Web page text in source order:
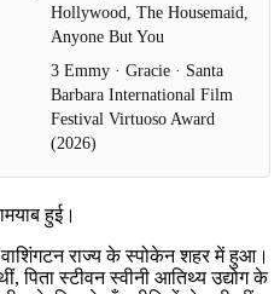
Hollywood, The Housemaid,
Anyone But You
3 Emmy · Gracie · Santa
Barbara International Film
Festival Virtuoso Award
(2026)
हुई।
राज्य के स्पोकेन शहर में हुआ।
पिता स्टीवन स्वीनी आतिथ्य उद्योग के